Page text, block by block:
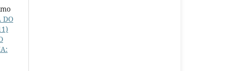
DO